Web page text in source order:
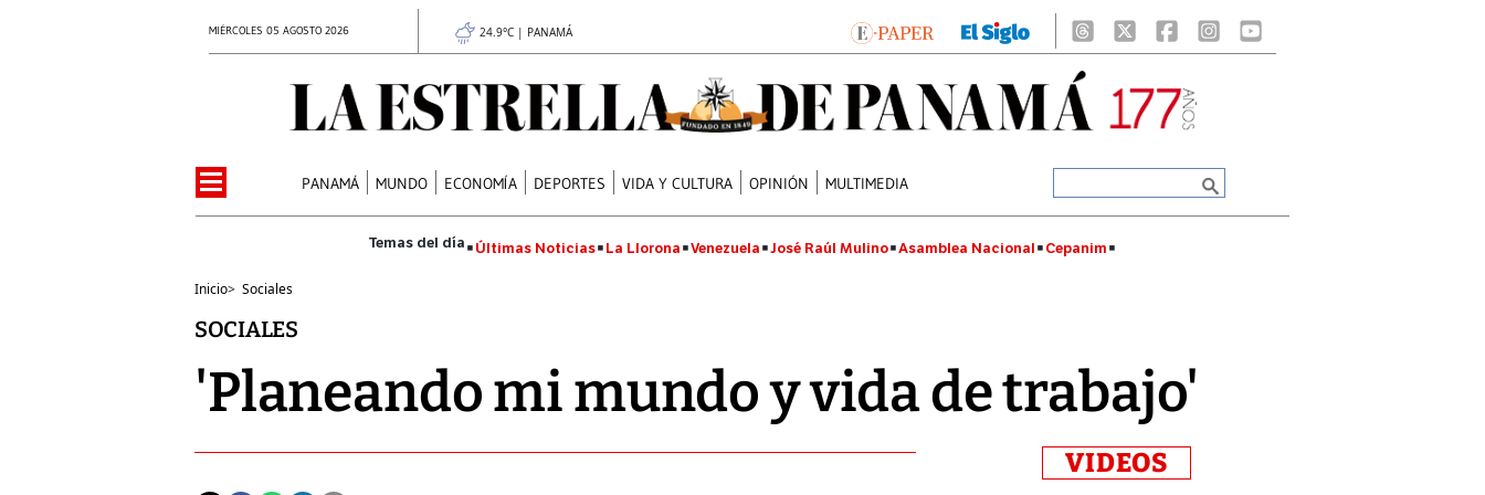
MIÉRCOLES 05 AGOSTO 2026 24.9°C | PANAMÁ
PANAMÁ MUNDO ECONOMÍA DEPORTES VIDA Y CULTURA OPINIÓN MULTIMEDIA
Últimas Noticias La Llorona Venezuela José Raúl Mulino Asamblea Nacional Cepanim
Inicio> Sociales
SOCIALES
'Planeando mi mundo y vida de trabajo'
VIDEOS